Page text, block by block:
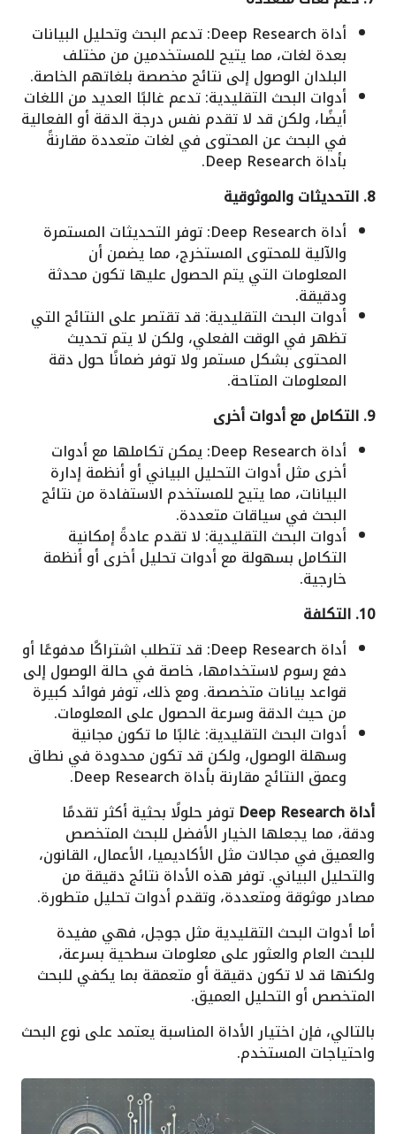
أداة Deep Research: تدعم البحث وتحليل البيانات
بعدة لغات، مما يتيح للمستخدمين من مختلف
البلدان الوصول إلى نتائج مخصصة بلغاتهم الخاصة.
أدوات البحث التقليدية: تدعم غالبًا العديد من اللغات
أيضًا، ولكن قد لا تقدم نفس درجة الدقة أو الفعالية
في البحث عن المحتوى في لغات متعددة مقارنةً
بأداة Deep Research.
8. التحديثات والموثوقية
أداة Deep Research: توفر التحديثات المستمرة
والآلية للمحتوى المستخرج، مما يضمن أن
المعلومات التي يتم الحصول عليها تكون محدثة
ودقيقة.
أدوات البحث التقليدية: قد تقتصر على النتائج التي
تظهر في الوقت الفعلي، ولكن لا يتم تحديث
المحتوى بشكل مستمر ولا توفر ضمانًا حول دقة
المعلومات المتاحة.
9. التكامل مع أدوات أخرى
أداة Deep Research: يمكن تكاملها مع أدوات
أخرى مثل أدوات التحليل البياني أو أنظمة إدارة
البيانات، مما يتيح للمستخدم الاستفادة من نتائج
البحث في سياقات متعددة.
أدوات البحث التقليدية: لا تقدم عادةً إمكانية
التكامل بسهولة مع أدوات تحليل أخرى أو أنظمة
خارجية.
10. التكلفة
أداة Deep Research: قد تتطلب اشتراكًا مدفوعًا أو
دفع رسوم لاستخدامها، خاصة في حالة الوصول إلى
قواعد بيانات متخصصة. ومع ذلك، توفر فوائد كبيرة
من حيث الدقة وسرعة الحصول على المعلومات.
أدوات البحث التقليدية: غالبًا ما تكون مجانية
وسهلة الوصول، ولكن قد تكون محدودة في نطاق
وعمق النتائج مقارنة بأداة Deep Research.
أداة Deep Research
توفر حلولًا بحثية أكثر تقدمًا
ودقة، مما يجعلها الخيار الأفضل للبحث المتخصص
والعميق في مجالات مثل الأكاديميا، الأعمال، القانون،
والتحليل البياني. توفر هذه الأداة نتائج دقيقة من
مصادر موثوقة ومتعددة، وتقدم أدوات تحليل متطورة.
أما أدوات البحث التقليدية مثل جوجل، فهي مفيدة
للبحث العام والعثور على معلومات سطحية بسرعة،
ولكنها قد لا تكون دقيقة أو متعمقة بما يكفي للبحث
المتخصص أو التحليل العميق.
بالتالي، فإن اختيار الأداة المناسبة يعتمد على نوع البحث
واحتياجات المستخدم.